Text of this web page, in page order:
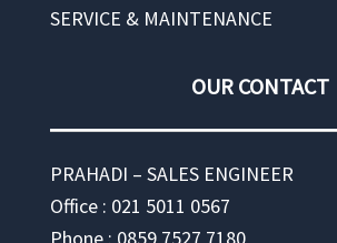
SERVICE & MAINTENANCE
OUR CONTACT
PRAHADI – SALES ENGINEER
Office : 021 5011 0567
Phone : 0859 7527 7180